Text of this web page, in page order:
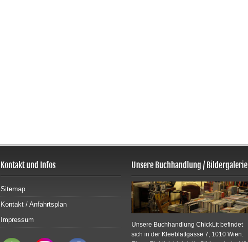
Kontakt und Infos
Sitemap
Kontakt / Anfahrtsplan
Impressum
Unsere Buchhandlung / Bildergalerie
Unsere Buchhandlung ChickLit befindet
sich in der Kleeblattgasse 7, 1010 Wien.